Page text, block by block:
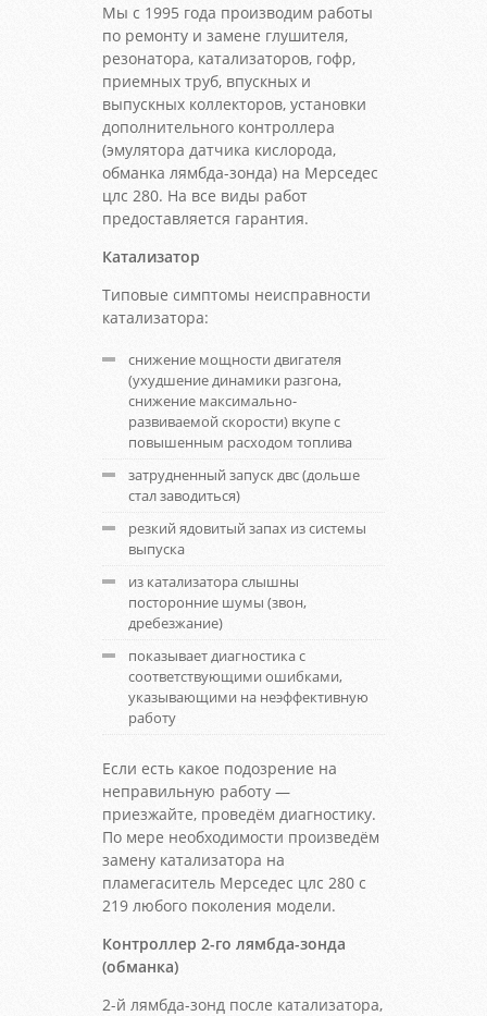
Мы с 1995 года производим работы
по ремонту и замене глушителя,
резонатора, катализаторов, гофр,
приемных труб, впускных и
выпускных коллекторов, установки
дополнительного контроллера
(эмулятора датчика кислорода,
обманка лямбда-зонда) на Мерседес
цлс 280. На все виды работ
предоставляется гарантия.
Катализатор
Типовые симптомы неисправности
катализатора:
снижение мощности двигателя
(ухудшение динамики разгона,
снижение максимально-
развиваемой скорости) вкупе с
повышенным расходом топлива
затрудненный запуск двс (дольше
стал заводиться)
резкий ядовитый запах из системы
выпуска
из катализатора слышны
посторонние шумы (звон,
дребезжание)
показывает диагностика с
соответствующими ошибками,
указывающими на неэффективную
работу
Если есть какое подозрение на
неправильную работу —
приезжайте, проведём диагностику.
По мере необходимости произведём
замену катализатора на
пламегаситель Мерседес цлс 280 с
219 любого поколения модели.
Контроллер 2-го лямбда-зонда
(обманка)
2-й лямбда-зонд после катализатора,